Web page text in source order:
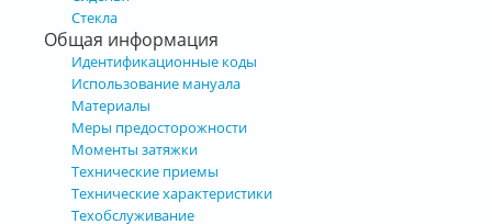
Стекла
Общая информация
Идентификационные коды
Использование мануала
Материалы
Меры предосторожности
Моменты затяжки
Технические приемы
Технические характеристики
Техобслуживание